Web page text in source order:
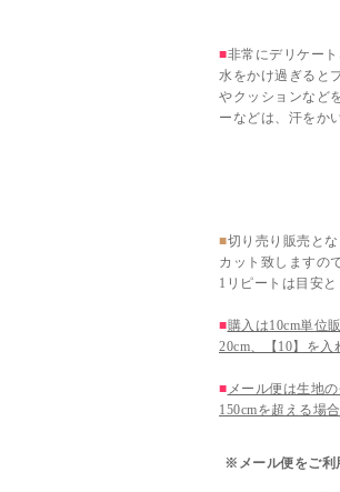
■非常にデリケー
水をかけ過ぎると
やクッションなど
ーなどは、汗をか
■切り売り販売と
カット致しますの
1リピートは目安
■購入は10cm単位
20cm、【10】を入
■ メール便は生地
150cmを超える場
※メール便をご